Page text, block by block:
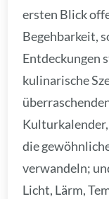
ersten Blick
Begehbarkeit,
Entdeckungen
kulinarische
die
verwandeln;
Licht, Lärm,